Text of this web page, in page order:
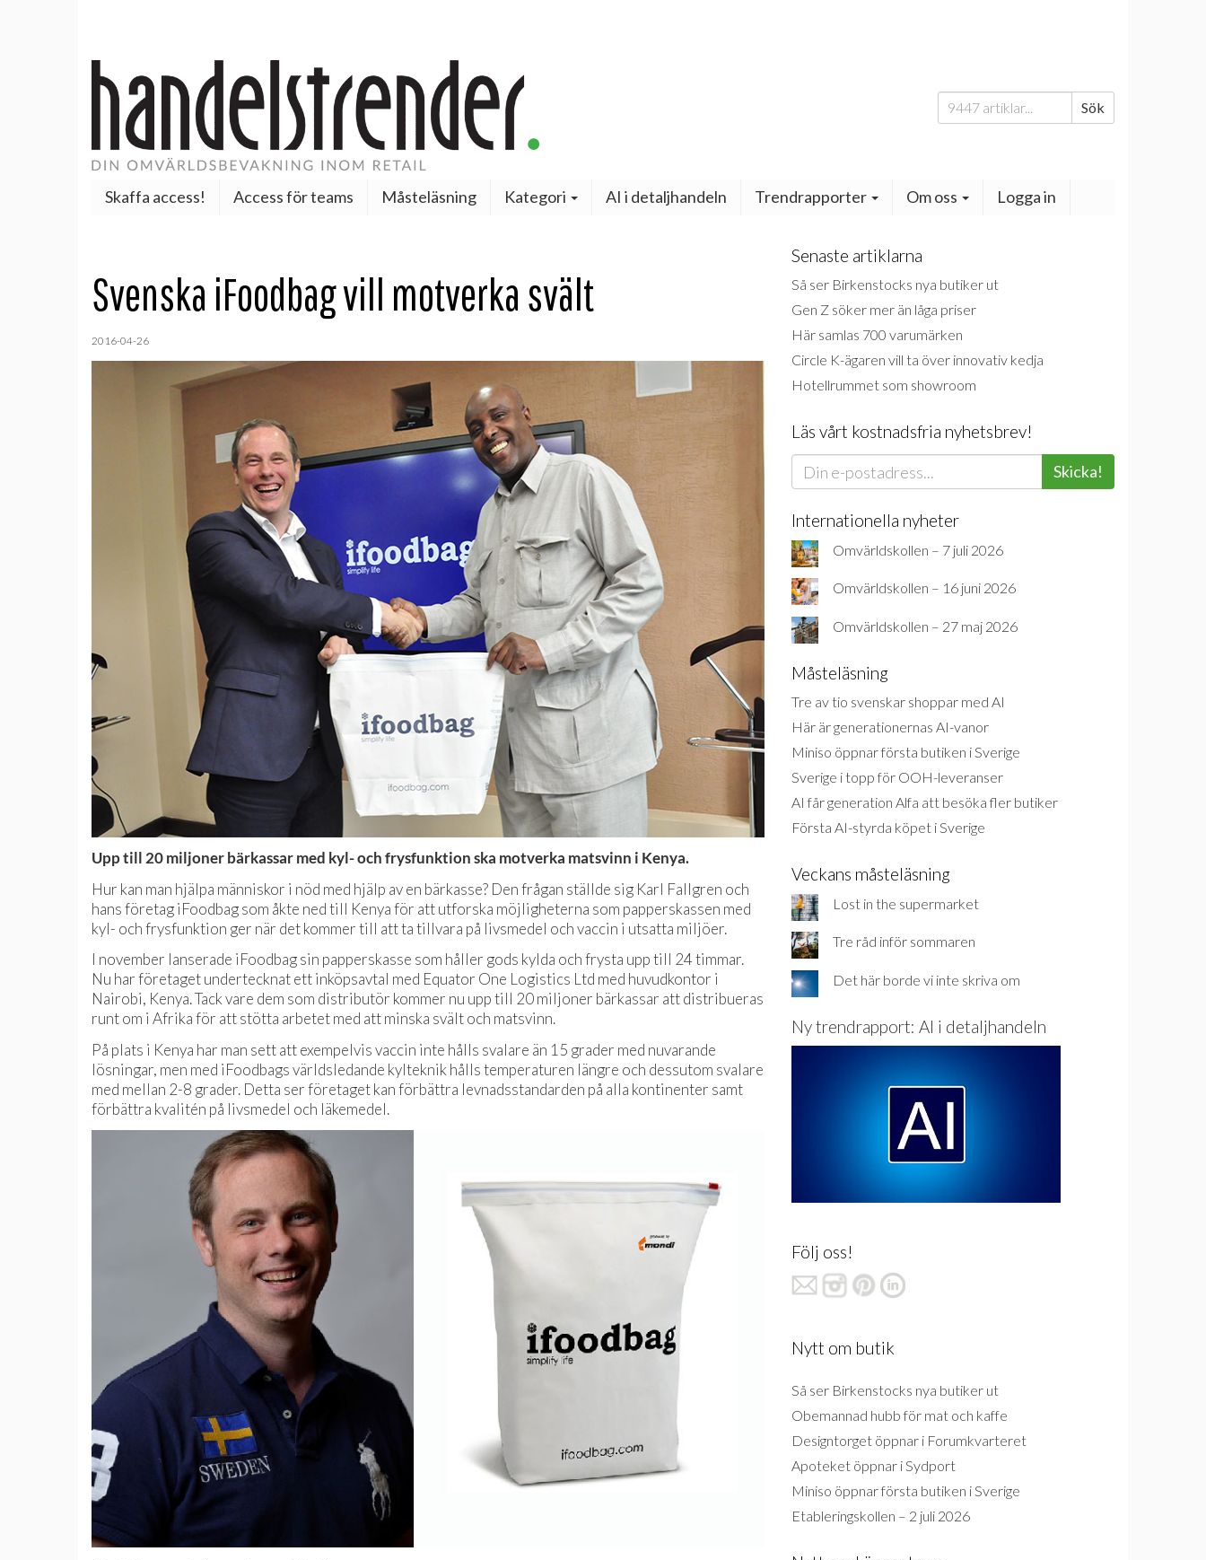
Sök
efter:
Sök
Skaffa access! Access för teams Måsteläsning Kategori AI i detaljhandeln Trendrapporter Om oss Logga in
Svenska iFoodbag vill motverka svält
2016-04-26
Upp till 20 miljoner bärkassar med kyl- och frysfunktion ska motverka matsvinn i Kenya.
Hur kan man hjälpa människor i nöd med hjälp av en bärkasse? Den frågan ställde sig Karl Fallgren och
hans företag iFoodbag som åkte ned till Kenya för att utforska möjligheterna som papperskassen med
kyl- och frysfunktion ger när det kommer till att ta tillvara på livsmedel och vaccin i utsatta miljöer.
I november lanserade iFoodbag sin papperskasse som håller gods kylda och frysta upp till 24 timmar.
Nu har företaget undertecknat ett inköpsavtal med Equator One Logistics Ltd med huvudkontor i
Nairobi, Kenya. Tack vare dem som distributör kommer nu upp till 20 miljoner bärkassar att distribueras
runt om i Afrika för att stötta arbetet med att minska svält och matsvinn.
På plats i Kenya har man sett att exempelvis vaccin inte hålls svalare än 15 grader med nuvarande
lösningar, men med iFoodbags världsledande kylteknik hålls temperaturen längre och dessutom svalare
med mellan 2-8 grader. Detta ser företaget kan förbättra levnadsstandarden på alla kontinenter samt
förbättra kvalitén på livsmedel och läkemedel.
Senaste artiklarna
Så ser Birkenstocks nya butiker ut
Gen Z söker mer än låga priser
Här samlas 700 varumärken
Circle K-ägaren vill ta över innovativ kedja
Hotellrummet som showroom
Läs vårt kostnadsfria nyhetsbrev!
Skicka!
Internationella nyheter
Omvärldskollen – 7 juli 2026
Omvärldskollen – 16 juni 2026
Omvärldskollen – 27 maj 2026
Måsteläsning
Tre av tio svenskar shoppar med AI
Här är generationernas AI-vanor
Miniso öppnar första butiken i Sverige
Sverige i topp för OOH-leveranser
AI får generation Alfa att besöka fler butiker
Första AI-styrda köpet i Sverige
Veckans måsteläsning
Lost in the supermarket
Tre råd inför sommaren
Det här borde vi inte skriva om
Ny trendrapport: AI i detaljhandeln
Följ oss!
Nytt om butik
Så ser Birkenstocks nya butiker ut
Obemannad hubb för mat och kaffe
Designtorget öppnar i Forumkvarteret
Apoteket öppnar i Sydport
Miniso öppnar första butiken i Sverige
Etableringskollen – 2 juli 2026